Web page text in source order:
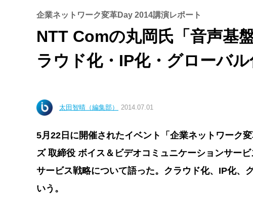
企業ネットワーク変革Day 2014講演レポート
NTT Comの丸岡氏「音声基
ラウド化・IP化・グローバル
太田智晴（編集部） 2014.07.01
5月22日に開催されたイベント「企業ネットワーク
ズ 取締役 ボイス＆ビデオコミュニケーションサー
サービス戦略について語った。クラウド化、IP化、
いう。